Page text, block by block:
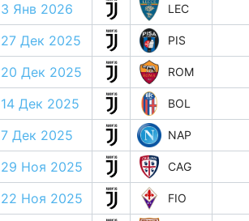
3 Янв 2026 LEC
27 Дек 2025 PIS
20 Дек 2025 ROM
14 Дек 2025 BOL
7 Дек 2025 NAP
29 Ноя 2025 CAG
22 Ноя 2025 FIO